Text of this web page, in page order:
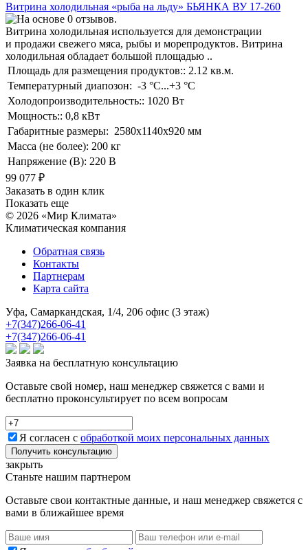
Витрина холодильная «рыба на льду» БЬЯНКА ВУ 17-260
Витрина холодильная используется для демонстрации
и продажи свежего мяса, рыбы и морепродуктов. Витрина
холодильная обладает большой площадью ..
Площадь для размещения продуктов:: 2.12 кв.м.
Температурный диапозон: -3 °C...+3 °C
Холодопроизводительность:: 1020 Вт
Мощность:: 0,8 кВт
Габаритные размеры: 2580х1140х920 мм
Масса (не более): 200 кг
Напряжение (В): 220 В
99 077 ₽
Заказать в один клик
Показать еще
© 2026 «Мир Климата»
Климатическая компания
Обратная связь
Контакты
Партнерам
Карта сайта
Уфа, Самаркандская, 1/4, 206 офис (3 этаж)
+7(347)266-06-41
+7(347)266-06-41
Заявка на бесплатную консультацию
Оставьте свой номер, наш менеджер свяжется с вами и
бесплатно проконсультирует по всем вопросам
Я согласен с обработкой моих персональных данных
Получить консультацию
закрыть
Станьте нашим партнером
Оставьте свои контактные данные, и наш менеджер свяжется с
вами в ближайшее время